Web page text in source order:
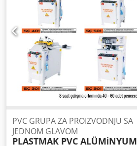
PVC GRUPA ZA PROIZVODNJU SA
JEDNOM GLAVOM
PLASTMAK PVC ALÜMİNYUM